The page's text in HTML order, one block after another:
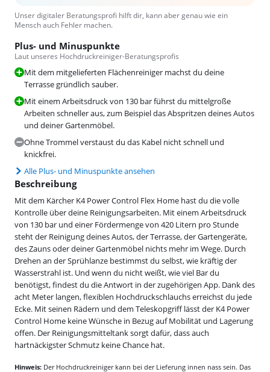
Unser digitaler Beratungsprofi hilft dir, kann aber genau wie ein
Mensch auch Fehler machen.
Plus- und Minuspunkte
Laut unseres Hochdruckreiniger-Beratungsprofis
Mit dem mitgelieferten Flächenreiniger machst du deine
Terrasse gründlich sauber.
Mit einem Arbeitsdruck von 130 bar führst du mittelgroße
Arbeiten schneller aus, zum Beispiel das Abspritzen deines Autos
und deiner Gartenmöbel.
Ohne Trommel verstaust du das Kabel nicht schnell und
knickfrei.
Alle Plus- und Minuspunkte ansehen
Beschreibung
Mit dem Kärcher K4 Power Control Flex Home hast du die volle
Kontrolle über deine Reinigungsarbeiten. Mit einem Arbeitsdruck
von 130 bar und einer Fördermenge von 420 Litern pro Stunde
steht der Reinigung deines Autos, der Terrasse, der Gartengeräte,
des Zauns oder deiner Gartenmöbel nichts mehr im Wege. Durch
Drehen an der Sprühlanze bestimmst du selbst, wie kräftig der
Wasserstrahl ist. Und wenn du nicht weißt, wie viel Bar du
benötigst, findest du die Antwort in der zugehörigen App. Dank des
acht Meter langen, flexiblen Hochdruckschlauchs erreichst du jede
Ecke. Mit seinen Rädern und dem Teleskopgriff lässt der K4 Power
Control Home keine Wünsche in Bezug auf Mobilität und Lagerung
offen. Der Reinigungsmitteltank sorgt dafür, dass auch
hartnäckigster Schmutz keine Chance hat.
Hinweis: Der Hochdruckreiniger kann bei der Lieferung innen nass sein. Das